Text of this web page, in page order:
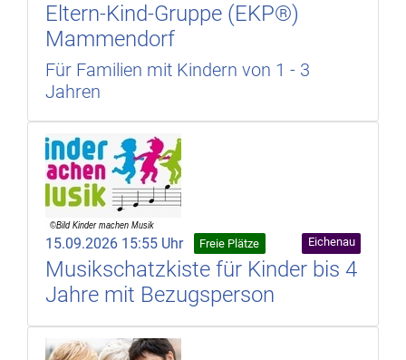
Eltern-Kind-Gruppe (EKP®)
Mammendorf
Für Familien mit Kindern von 1 - 3
Jahren
15.09.2026 15:55 Uhr Freie Plätze Eichenau
Musikschatzkiste für Kinder bis 4
Jahre mit Bezugsperson